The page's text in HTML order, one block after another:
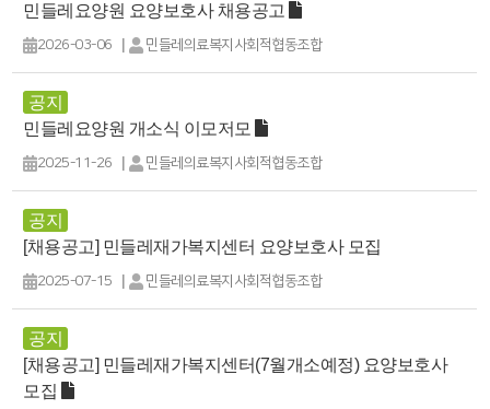
민들레요양원 요양보호사 채용공고
2026-03-06 | 민들레의료복지사회적협동조합
공지
민들레요양원 개소식 이모저모
2025-11-26 | 민들레의료복지사회적협동조합
공지
[채용공고] 민들레재가복지센터 요양보호사 모집
2025-07-15 | 민들레의료복지사회적협동조합
공지
[채용공고] 민들레재가복지센터(7월개소예정) 요양보호사
모집